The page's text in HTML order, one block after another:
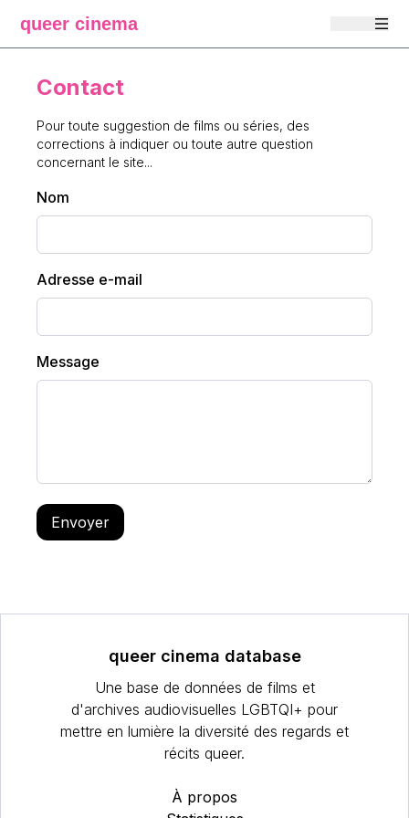
queer cinema
Contact
Pour toute suggestion de films ou séries, des
corrections à indiquer ou toute autre question
concernant le site...
Nom
Adresse e-mail
Message
Envoyer
queer cinema database
Une base de données de films et
d'archives audiovisuelles LGBTQI+ pour
mettre en lumière la diversité des regards et
récits queer.
À propos